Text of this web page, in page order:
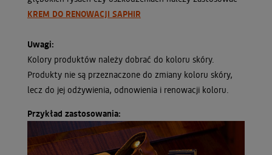
KREM DO RENOWACJI SAPHIR
Uwagi:
Kolory produktów należy dobrać do koloru skóry.
Produkty nie są przeznaczone do zmiany koloru skóry,
lecz do jej odżywienia, odnowienia i renowacji koloru.
Przykład zastosowania: